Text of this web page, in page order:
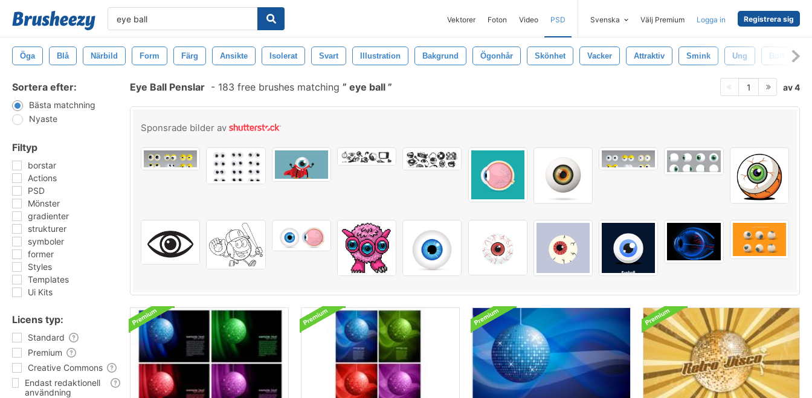
Vektorer Foton Video PSD Svenska Välj Premium Logga in Registrera sig
Öga Blå Närbild Form Färg Ansikte Isolerat Svart Illustration Bakgrund Ögonhår Skönhet Vacker Attraktiv Smink Ung Boll
Sortera efter:
Bästa matchning
Nyaste
Filtyp
borstar
Actions
PSD
Mönster
gradienter
strukturer
symboler
former
Styles
Templates
Ui Kits
Licens typ:
Standard
Premium
Creative Commons
Endast redaktionell
användning
Eye Ball Penslar - 183 free brushes matching eye ball 1 av 4
Sponsrade bilder av